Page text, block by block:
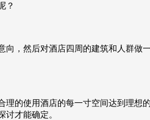
？
，然后对酒店四周的建筑和人群
的使用酒店的每一寸空间达到理
才能确定。